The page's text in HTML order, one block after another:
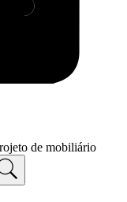
de mobiliário